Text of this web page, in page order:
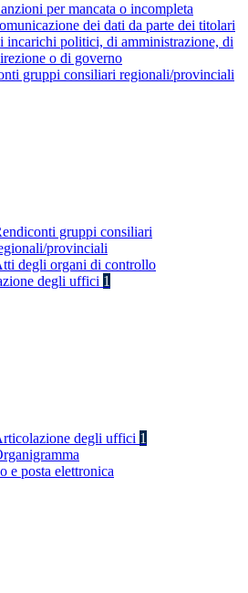
per mancata o incompleta
dei dati da parte dei titolari
incarichi politici, di amministrazione, di
o di governo
gruppi consiliari regionali/provinciali
gruppi consiliari
provinciali
degli organi di controllo
degli uffici 1
degli uffici 1
e posta elettronica